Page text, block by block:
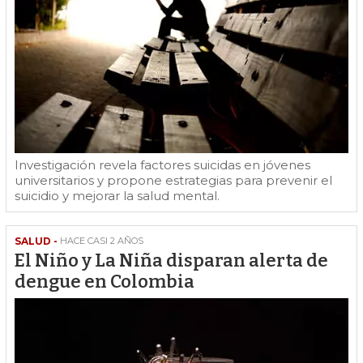
Investigación revela factores suicidas en jóvenes
universitarios y propone estrategias para prevenir el
suicidio y mejorar la salud mental.
SALUD - HACE CASI 2 AÑOS
El Niño y La Niña disparan alerta de
dengue en Colombia